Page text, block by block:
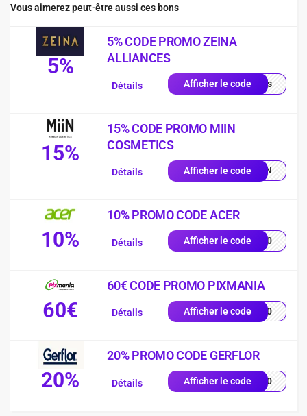
Vous aimerez peut-être aussi ces bons
5%
5% CODE PROMO ZEINA
ALLIANCES
Afficher le codequis
Détails
15%
15% CODE PROMO MIIN
COSMETICS
Afficher le codeMIIN
Détails
10%
10% PROMO CODE ACER
Afficher le codeVE10
Détails
60€
60€ CODE PROMO PIXMANIA
Afficher le codeAL60
Détails
20%
20% PROMO CODE GERFLOR
Afficher le codeLL20
Détails